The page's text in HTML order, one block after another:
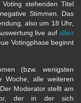
stehenden Titel
Stimmen. Das
also um 18 Uhr,
live auf allen
Votingphase beginnt
(bzw. wenigsten
Woche, alle weiteren
Moderator stellt am
der in der sich